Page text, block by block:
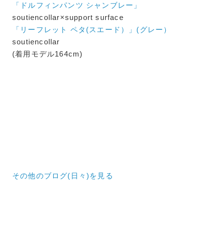
「ドルフィンパンツ シャンブレー」
soutiencollar×support surface
「リーフレット ペタ(スエード）」(グレー）
soutiencollar
(着用モデル164cm)
その他のブログ(日々) を見る